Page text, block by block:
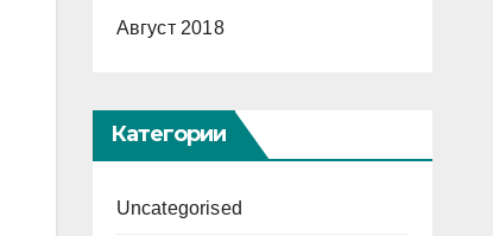
Август 2018
Категории
Uncategorised